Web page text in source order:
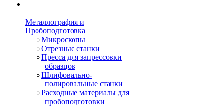
Металлография и
Пробоподготовка
Микроскопы
Отрезные станки
Пресса для запрессовки
образцов
Шлифовально-
полировальные станки
Расходные материалы для
пробоподготовки